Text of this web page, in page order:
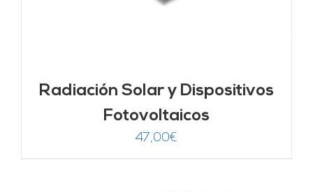
Radiación Solar y Dispositivos
Fotovoltaicos
47,00€